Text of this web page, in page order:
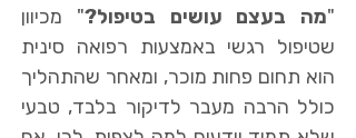
"מה בעצם עושים בטיפול?" מכיוון
שטיפול רגשי באמצעות רפואה סינית
הוא תחום פחות מוכר, ומאחר שהתהליך
כולל הרבה מעבר לדיקור בלבד, טבעי